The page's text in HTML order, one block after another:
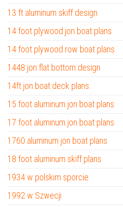
13 ft aluminum skiff design
14 foot plywood jon boat plans
14 foot plywood row boat plans
1448 jon flat bottom design
14ft jon boat deck plans
15 foot aluminum jon boat plans
17 foot aluminum jon boat plans
1760 aluminum jon boat plans
18 foot aluminum skiff plans
1934 w polskim sporcie
1992 w Szwecji